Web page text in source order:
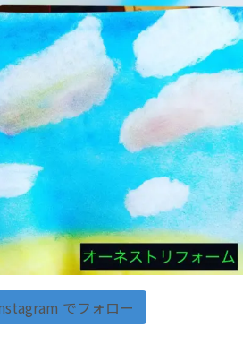
でフォロー